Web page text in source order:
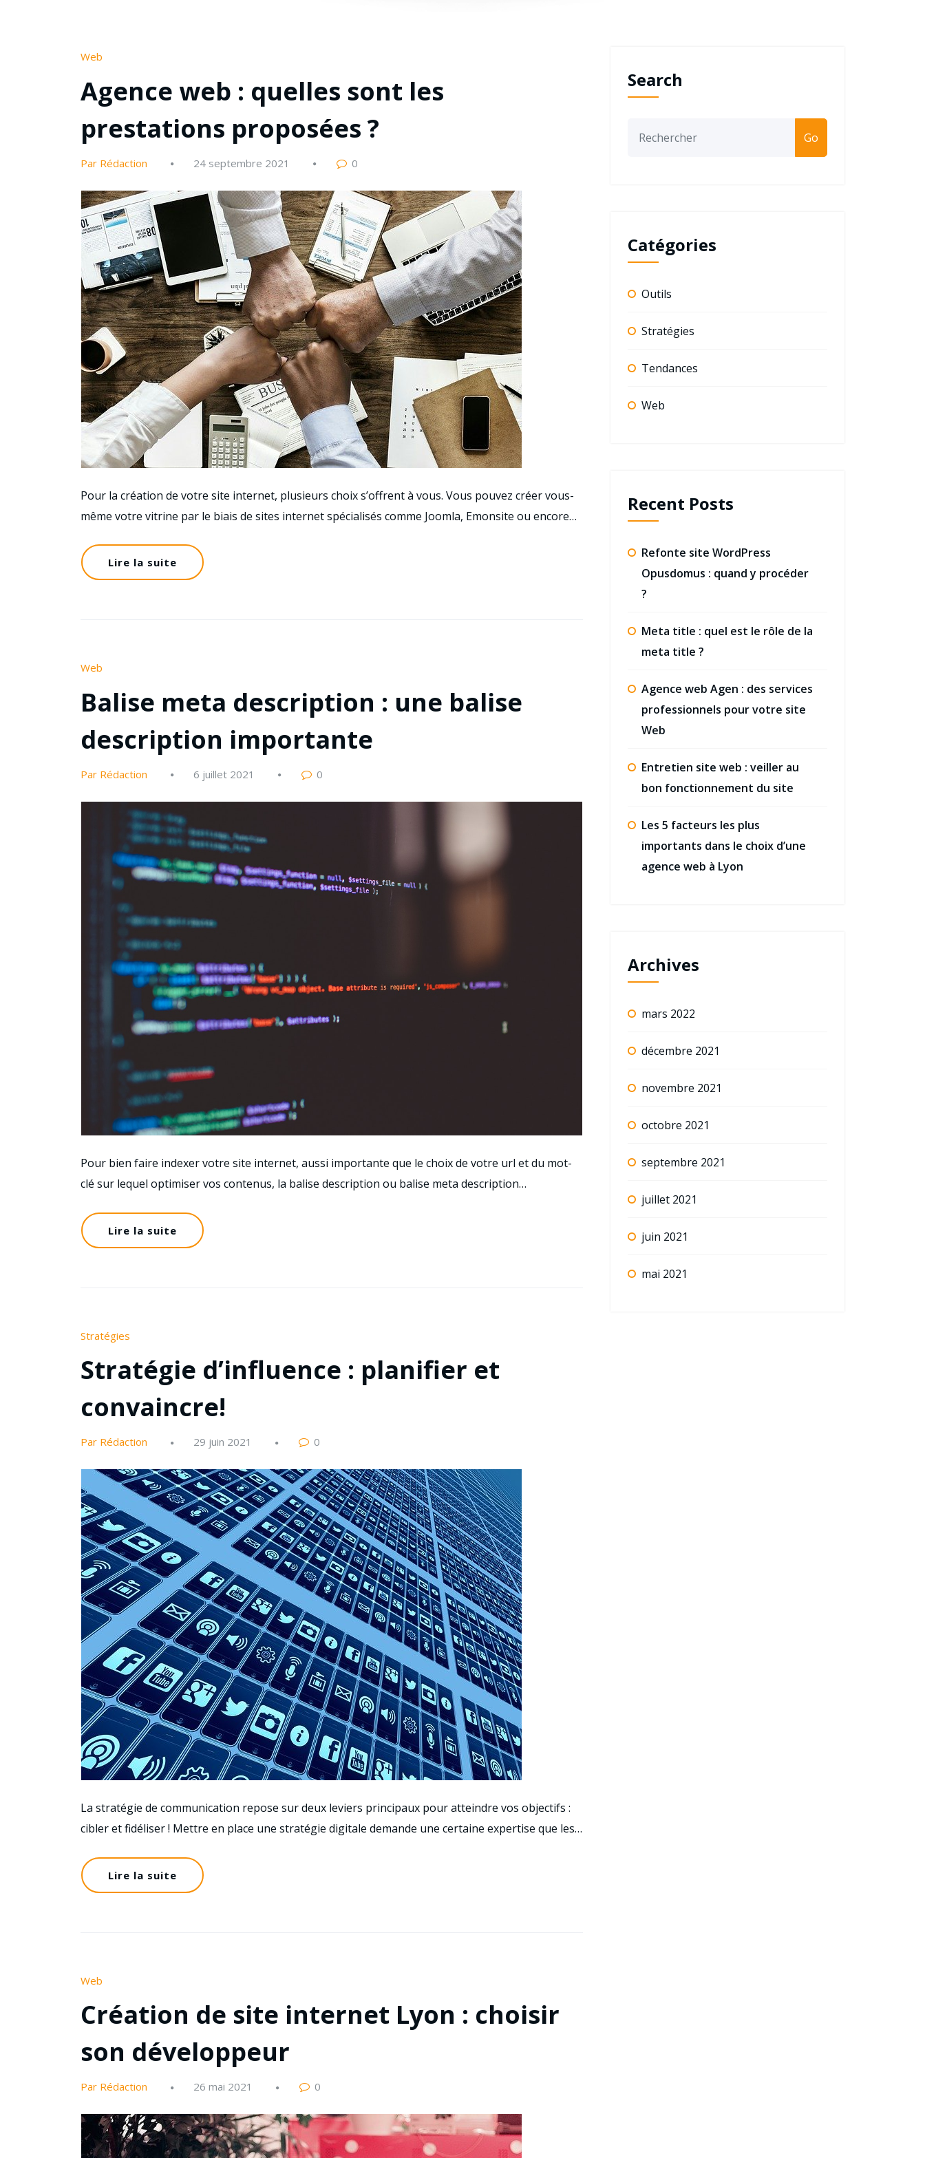
Web
Agence web : quelles sont les
prestations proposées ?
Par Rédaction 24 septembre 2021 0
Pour la création de votre site internet, plusieurs choix s’offrent à vous. Vous pouvez créer vous-
même votre vitrine par le biais de sites internet spécialisés comme Joomla, Emonsite ou encore…
Lire la suite
Web
Balise meta description : une balise
description importante
Par Rédaction 6 juillet 2021 0
Pour bien faire indexer votre site internet, aussi importante que le choix de votre url et du mot-
clé sur lequel optimiser vos contenus, la balise description ou balise meta description…
Lire la suite
Stratégies
Stratégie d’influence : planifier et
convaincre!
Par Rédaction 29 juin 2021 0
La stratégie de communication repose sur deux leviers principaux pour atteindre vos objectifs :
cibler et fidéliser ! Mettre en place une stratégie digitale demande une certaine expertise que les…
Lire la suite
Web
Création de site internet Lyon : choisir
son développeur
Par Rédaction 26 mai 2021 0
Search
Go
Catégories
Outils
Stratégies
Tendances
Web
Recent Posts
Refonte site WordPress
Opusdomus : quand y procéder
?
Meta title : quel est le rôle de la
meta title ?
Agence web Agen : des services
professionnels pour votre site
Web
Entretien site web : veiller au
bon fonctionnement du site
Les 5 facteurs les plus
importants dans le choix d’une
agence web à Lyon
Archives
mars 2022
décembre 2021
novembre 2021
octobre 2021
septembre 2021
juillet 2021
juin 2021
mai 2021